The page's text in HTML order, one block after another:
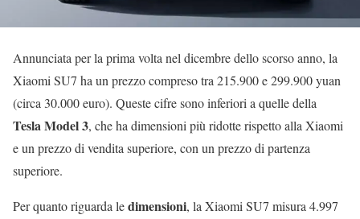
Annunciata per la prima volta nel dicembre dello scorso anno, la
Xiaomi SU7 ha un prezzo compreso tra 215.900 e 299.900 yuan
(circa 30.000 euro). Queste cifre sono inferiori a quelle della
Tesla Model 3, che ha dimensioni più ridotte rispetto alla Xiaomi
e un prezzo di vendita superiore, con un prezzo di partenza
superiore.
Per quanto riguarda ledimensioni, la Xiaomi SU7 misura 4.997